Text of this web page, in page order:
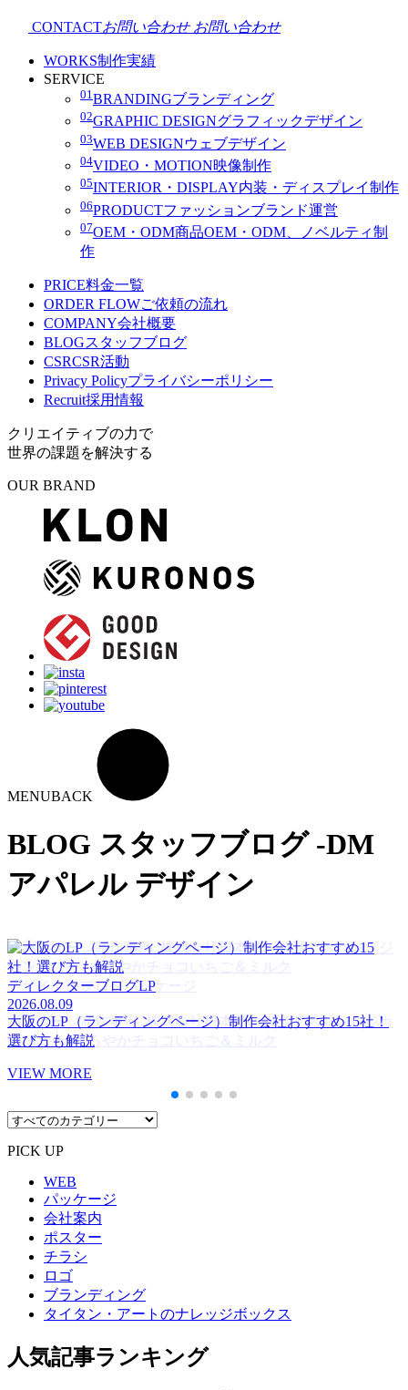
CONTACTお問い合わせ お問い合わせ
WORKS制作実績
SERVICE
01 BRANDINGブランディング
02GRAPHIC DESIGNグラフィックデザイン
03WEB DESIGNウェブデザイン
04VIDEO・MOTION映像制作
05INTERIOR・DISPLAY内装・ディスプレイ制作
06PRODUCTファッションブランド運営
07OEM・ODM商品OEM・ODM、ノベルティ制
作
PRICE料金一覧
ORDER FLOWご依頼の流れ
COMPANY会社概要
BLOGスタッフブログ
CSRCSR活動
Privacy Policyプライバシーポリシー
Recruit採用情報
クリエイティブの力で
世界の課題を解決する
OUR BRAND
MENUBACK
BLOG スタッフブログ -DM
アパレル デザイン
デザイナーブログ パッケージ
2026.06.24
パッケージ制作事例_株式会社日本サンガリアベバレッジカ
ンパニー_まろやかチョコいちご＆ミルク
VIEW MORE
ディレクターブログLP
2026.08.09
大阪のLP（ランディングページ）制作会社おすすめ15社！
選び方も解説
VIEW MORE
デザイナーブログ パンフレット
2026.08.04
パンフレット制作：治一郎接客エピソードブック_株式会社
ヤタロー様
VIEW MORE
デザイナーブログ
2026.07.14
ギフトボックス制作事例_株式会社コーセー様
VIEW MORE
デザイナーブログ
2026.07.07
パンフレット制作事例_三和プロメタ株式会社
VIEW MORE
デザイナーブログ パッケージ
2026.06.24
パッケージ制作事例_株式会社日本サンガリアベバレッジカ
ンパニー_まろやかチョコいちご＆ミルク
VIEW MORE
ディレクターブログLP
2026.08.09
大阪のLP（ランディングページ）制作会社おすすめ15社！
選び方も解説
VIEW MORE
PICK UP
WEB
パッケージ
会社案内
ポスター
チラシ
ロゴ
ブランディング
タイタン・アートのナレッジボックス
人気記事ランキング